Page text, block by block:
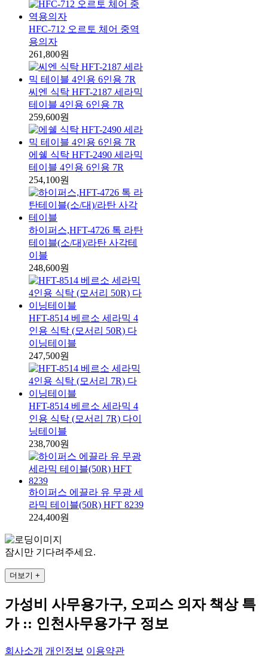
HFC-712 오르토 체어 중역
용의자
261,800원
씨엔 식탁 HFT-2187 세라믹
테이블 4인용 6인용 7R
259,600원
에쉘 식탁 HFT-2490 세라믹
테이블 4인용 6인용 7R
254,100원
하이퍼스,HFT-4726 톡 라탄
테이블(소/대)/라탄 사각테
이블
248,600원
HFT-8514 베르소 세라믹 4
인용 식탁 (모서리 50R) 다
이닝테이블
247,500원
HFT-8514 베르소 세라믹 4
인용 식탁 (모서리 7R) 다이
닝테이블
238,700원
하이퍼스 에끌라 유 무광 세
라믹 테이블(50R) HFT 8239
224,400원
잠시만 기다려주세요.
더보기 +
가성비 사무용가구, 오피스 의자 책상 특
가 :: 인천사무용가구 정보
회사소개 개인정보 이용약관